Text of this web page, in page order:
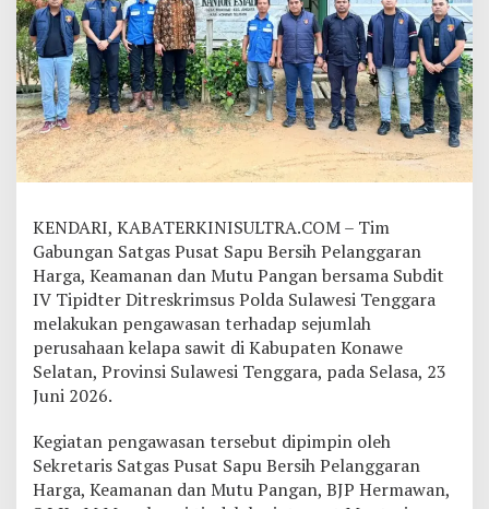
d
a
S
u
l
t
r
K
a
a
l
K
e
p
a
t
u
H
a
r
KENDARI, KABATERKINISULTRA.COM – Tim
Gabungan Satgas Pusat Sapu Bersih Pelanggaran
Harga, Keamanan dan Mutu Pangan bersama Subdit
IV Tipidter Ditreskrimsus Polda Sulawesi Tenggara
melakukan pengawasan terhadap sejumlah
perusahaan kelapa sawit di Kabupaten Konawe
Selatan, Provinsi Sulawesi Tenggara, pada Selasa, 23
Juni 2026.
Kegiatan pengawasan tersebut dipimpin oleh
Sekretaris Satgas Pusat Sapu Bersih Pelanggaran
Harga, Keamanan dan Mutu Pangan, BJP Hermawan,